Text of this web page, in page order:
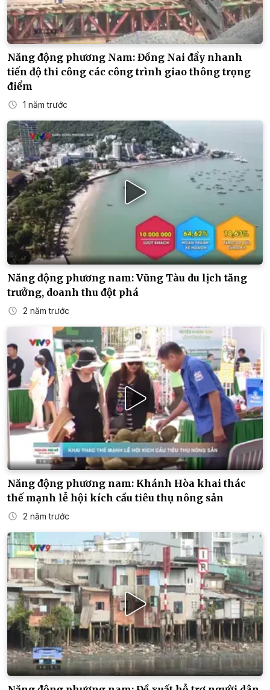
Năng động phương Nam: Đồng Nai đẩy nhanh
tiến độ thi công các công trình giao thông trọng
điểm
1 năm trước
Năng động phương nam: Vũng Tàu du lịch tăng
trưởng, doanh thu đột phá
2 năm trước
Năng động phương nam: Khánh Hòa khai thác
thế mạnh lễ hội kích cầu tiêu thụ nông sản
2 năm trước